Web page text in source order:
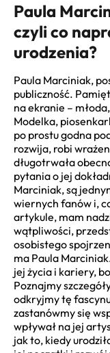
Paula
czyli co
urodzenia?
Paula Marciniak,
publiczność.
na ekranie –
Modelka,
po prostu godna
rozwija, robi
długotrwała
pytania o jej
Marciniak, są
wiernych fanów i,
artykule, mam
wątpliwości,
osobistego
ma Paula
jej życia i kariery,
Poznajmy
odkryjmy tę
zastanówmy się
wpływał na jej
jak to, kiedy